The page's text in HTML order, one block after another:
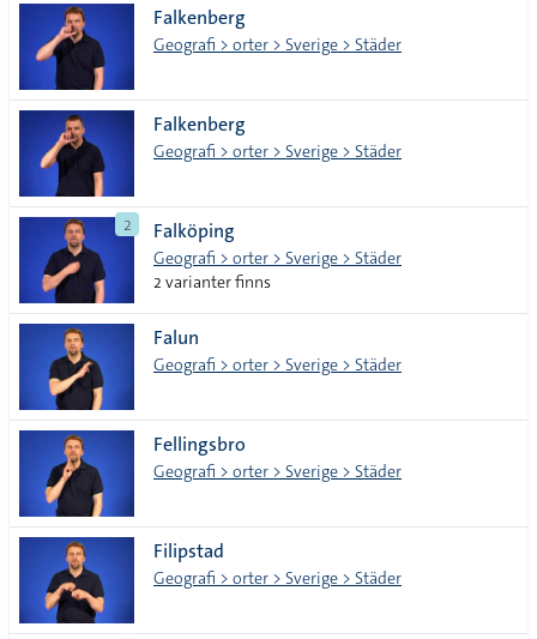
Falkenberg
Geografi > orter > Sverige > Städer
Falkenberg
Geografi > orter > Sverige > Städer
2 Falköping
Geografi > orter > Sverige > Städer
2 varianter finns
Falun
Geografi > orter > Sverige > Städer
Fellingsbro
Geografi > orter > Sverige > Städer
Filipstad
Geografi > orter > Sverige > Städer